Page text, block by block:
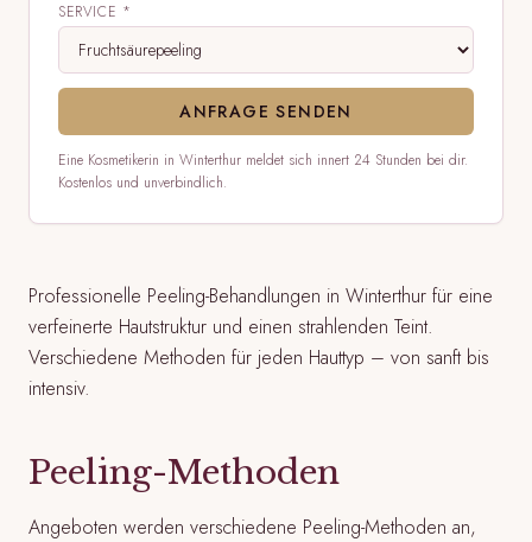
SERVICE *
ANFRAGE SENDEN
Eine Kosmetikerin in Winterthur meldet sich innert 24 Stunden bei dir.
Kostenlos und unverbindlich.
Professionelle Peeling-Behandlungen in Winterthur für eine
verfeinerte Hautstruktur und einen strahlenden Teint.
Verschiedene Methoden für jeden Hauttyp – von sanft bis
intensiv.
Peeling-Methoden
Angeboten werden verschiedene Peeling-Methoden an,